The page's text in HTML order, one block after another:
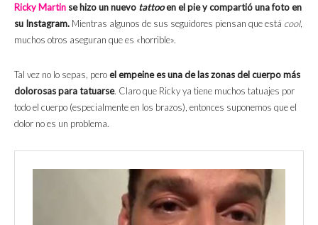
Ricky Martin se hizo un nuevo tattooen el pie y compartió una foto en
su Instagram. Mientras algunos de sus seguidores piensan que está cool,
muchos otros aseguran que es «horrible».
Tal vez no lo sepas, peroel empeine es una de las zonas del cuerpo más
dolorosas para tatuarse. Claro que Ricky ya tiene muchos tatuajes por
todo el cuerpo (especialmente en los brazos), entonces suponemos que el
dolor no es un problema.